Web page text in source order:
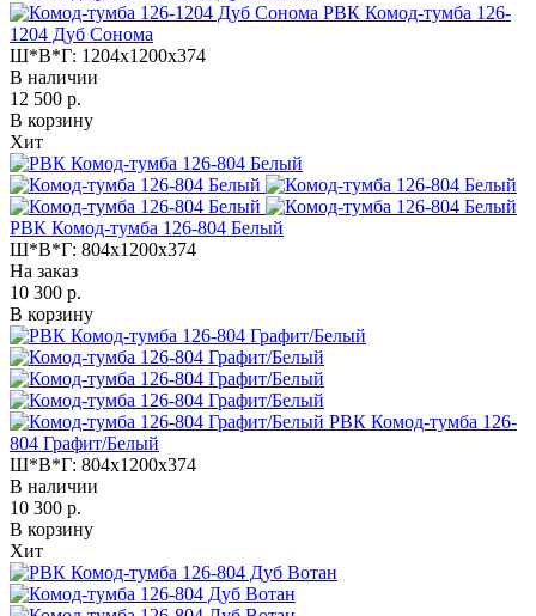
РВК Комод-тумба 126-
1204 Дуб Сонома
Ш*В*Г: 1204x1200x374
В наличии
12 500 р.
В корзину
Хит
РВК Комод-тумба 126-804 Белый
Ш*В*Г: 804x1200x374
На заказ
10 300 р.
В корзину
РВК Комод-тумба 126-
804 Графит/Белый
Ш*В*Г: 804x1200x374
В наличии
10 300 р.
В корзину
Хит